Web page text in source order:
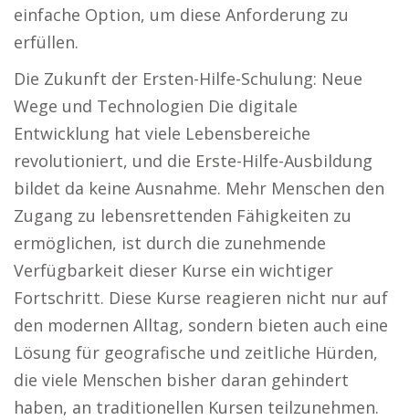
einfache Option, um diese Anforderung zu
erfüllen.
Die Zukunft der Ersten-Hilfe-Schulung: Neue
Wege und Technologien Die digitale
Entwicklung hat viele Lebensbereiche
revolutioniert, und die Erste-Hilfe-Ausbildung
bildet da keine Ausnahme. Mehr Menschen den
Zugang zu lebensrettenden Fähigkeiten zu
ermöglichen, ist durch die zunehmende
Verfügbarkeit dieser Kurse ein wichtiger
Fortschritt. Diese Kurse reagieren nicht nur auf
den modernen Alltag, sondern bieten auch eine
Lösung für geografische und zeitliche Hürden,
die viele Menschen bisher daran gehindert
haben, an traditionellen Kursen teilzunehmen.